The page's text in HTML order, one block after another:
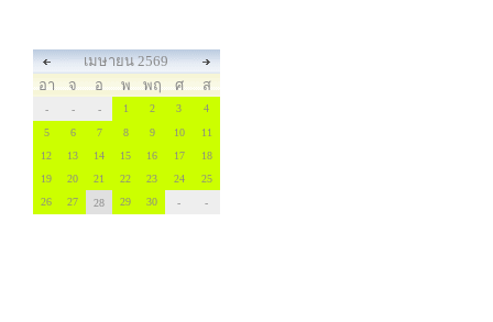
เมษายน 2569
อา
จ อ พ พฤ ศ ส
- - - 1 2 3
4
5
6 7 8 9 10
11
12
13 14 15 16 17
18
19
20 21 22 23 24
25
26
27 28 29 30 - -